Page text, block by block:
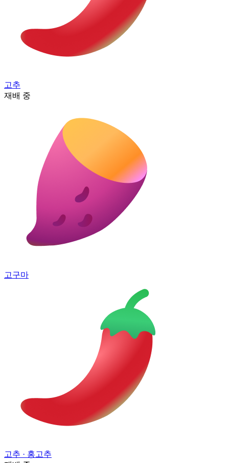
고추
재배 중
고구마
고추 · 홍고추